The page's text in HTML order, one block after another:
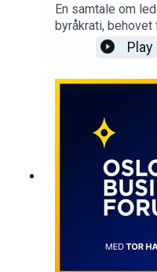
En samtale om
byråkrati,
organisasjoner -
ansatte. Hvor
komplekse
egentlig de flinke
forsvarssjef Eirik
forfatter, André
Noblewolf AS.
Play